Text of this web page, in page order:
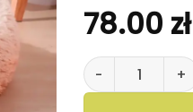
78.00 zł
ilość Legowisko